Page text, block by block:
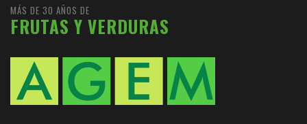
MÁS DE 30 AÑOS DE
FRUTAS Y VERDURAS